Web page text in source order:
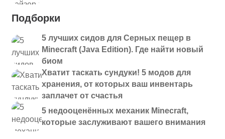
Подборки
5 лучших сидов для Серных пещер в
Minecraft (Java Edition). Где найти новый
биом
Хватит таскать сундуки! 5 модов для
хранения, от которых ваш инвентарь
заплачет от счастья
5 недооценённых механик Minecraft,
которые заслуживают вашего внимания